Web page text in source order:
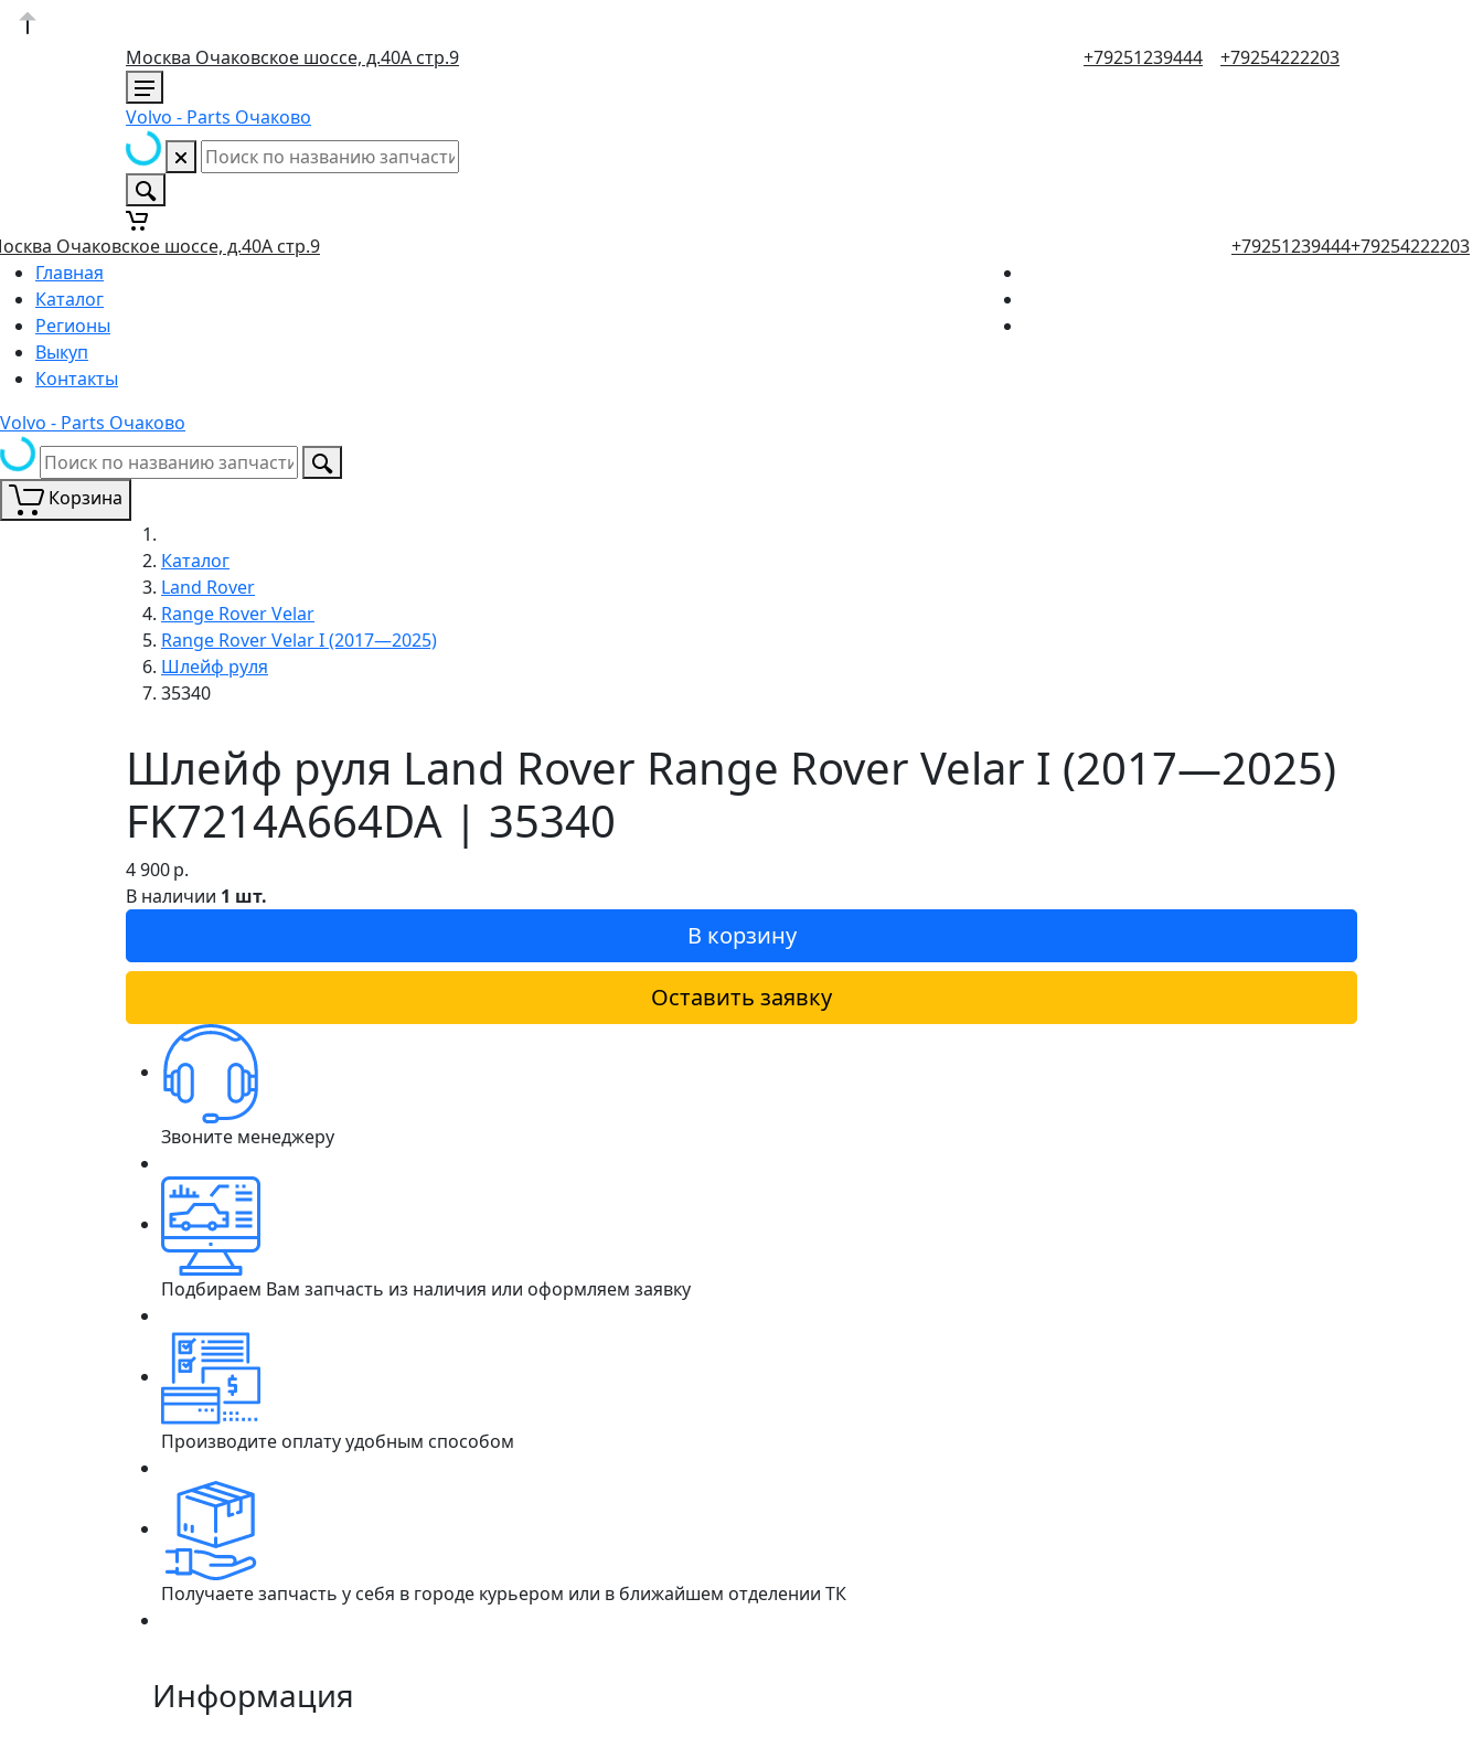
Москва Очаковское шоссе, д.40А стр.9 +79251239444 +79254222203
Volvo - Parts Очаково
Очаковское шоссе, д.40А стр.9 +79251239444+79254222203
Главная
Каталог
Регионы
Выкуп
Контакты
Volvo - Parts Очаково
Корзина
Каталог
Land Rover
Range Rover Velar
Range Rover Velar I (2017—2025)
Шлейф руля
35340
Шлейф руля Land Rover Range Rover Velar I (2017—2025)
FK7214A664DA | 35340
4 900р.
В наличии 1 шт.
В корзину
Оставить заявку
Звоните менеджеру
Подбираем Вам запчасть из наличия или оформляем заявку
Производите оплату удобным способом
Получаете запчасть у себя в городе курьером или в ближайшем отделении ТК
Информация